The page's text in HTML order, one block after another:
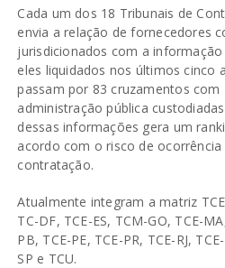
Cada um dos 18 Tribunais de
envia a relação de fornecedores
jurisdicionados com a
eles liquidados nos últimos cinco
passam por 83 cruzamentos com
administração pública
dessas informações gera um
acordo com o risco de ocorrência
contratação.
Atualmente integram a matriz
TC-DF, TCE-ES, TCM-GO, TCE-
PB, TCE-PE, TCE-PR, TCE-RJ,
SP e TCU.